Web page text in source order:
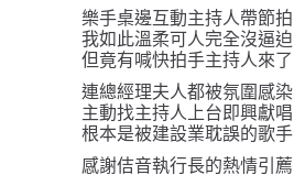
樂手桌邊互動主持人帶節拍
我如此溫柔可人完全沒逼迫
但竟有喊快拍手主持人來了
連總經理夫人都被氛圍感染
主動找主持人上台即興獻唱
根本是被建設業耽誤的歌手
感謝佶音執行長的熱情引薦